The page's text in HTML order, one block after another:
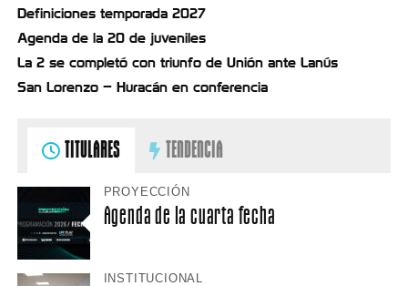
Definiciones temporada 2027
Agenda de la 20 de juveniles
La 2 se completó con triunfo de Unión ante Lanús
San Lorenzo – Huracán en conferencia
TITULARES TENDENCIA
PROYECCIÓN
Agenda de la cuarta fecha
INSTITUCIONAL